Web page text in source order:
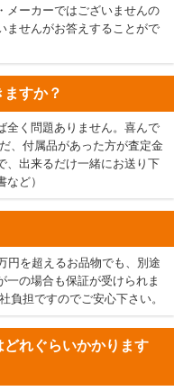
メーカーではございませんの
ませんがお答えすることがで
すか？
全く問題ありません。喜んで
、付属品があった方が査定金
、出来るだけ一緒にお送り下
ど）
円を超えるお品物でも、別途
一の場合も保証が受けられま
負担ですのでご安心下さい。
れぐらいかかります